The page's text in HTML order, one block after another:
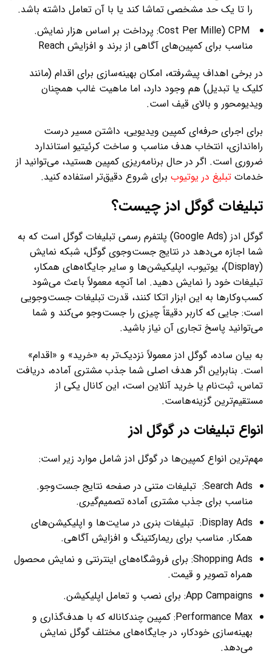
را تا یک حد مشخصی تماشا کند یا با آن تعامل داشته باشد.
Cost Per Mille) CPM: پرداخت بر اساس هزار نمایش.
مناسب برای کمپین‌های آگاهی از برند و افزایش Reach
در برخی اهداف پیشرفته، امکان بهینه‌سازی برای اقدام (مانند
کلیک یا تبدیل) هم وجود دارد، اما ماهیت غالب همچنان
ویدیومحور و بالای قیف است.
برای اجرای حرفه‌ای کمپین ویدیویی، داشتن مسیر درست
راه‌اندازی، انتخاب هدف مناسب و ساخت کرئیتیو استاندارد
ضروری است. اگر در حال برنامه‌ریزی کمپین هستید، می‌توانید از
خدمات تبلیغ در یوتیوب برای شروع دقیق‌تر استفاده کنید.
تبلیغات گوگل ادز چیست؟
گوگل ادز (Google Ads) پلتفرم رسمی تبلیغات گوگل است که به
شما اجازه می‌دهد در نتایج جست‌وجوی گوگل، شبکه نمایش
(Display)، یوتیوب، اپلیکیشن‌ها و سایر جایگاه‌های همکار،
تبلیغات خود را نمایش دهید. اما آنچه معمولاً باعث می‌شود
کسب‌وکارها به این ابزار اتکا کنند، قدرت تبلیغات جست‌وجویی
است: جایی که کاربر دقیقاً چیزی را جست‌وجو می‌کند و شما
می‌توانید پاسخ تجاری آن نیاز باشید.
به بیان ساده، گوگل ادز معمولاً نزدیک‌تر به «خرید» و «اقدام»
است. بنابراین اگر هدف اصلی شما جذب مشتری آماده، دریافت
تماس، ثبت‌نام یا خرید آنلاین است، این کانال یکی از
مستقیم‌ترین گزینه‌هاست.
انواع تبلیغات در گوگل ادز
مهم‌ترین انواع کمپین‌ها در گوگل ادز شامل موارد زیر است:
Search Ads: تبلیغات متنی در صفحه نتایج جست‌وجو.
مناسب برای جذب مشتری آماده تصمیم‌گیری.
Display Ads: تبلیغات بنری در سایت‌ها و اپلیکیشن‌های
همکار. مناسب برای ریمارکتینگ و افزایش آگاهی.
Shopping Ads: برای فروشگاه‌های اینترنتی و نمایش محصول
همراه تصویر و قیمت.
App Campaigns: برای نصب و تعامل اپلیکیشن.
Performance Max: کمپین چندکاناله که با هدف‌گذاری و
بهینه‌سازی خودکار، در جایگاه‌های مختلف گوگل نمایش
می‌دهد.